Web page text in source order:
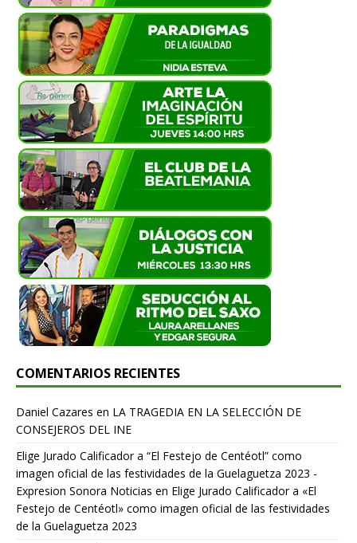
COMENTARIOS RECIENTES
Daniel Cazares en LA TRAGEDIA EN LA SELECCIÓN DE
CONSEJEROS DEL INE
Elige Jurado Calificador a “El Festejo de Centéotl” como
imagen oficial de las festividades de la Guelaguetza 2023 -
Expresion Sonora Noticias en Elige Jurado Calificador a «El
Festejo de Centéotl» como imagen oficial de las festividades
de la Guelaguetza 2023